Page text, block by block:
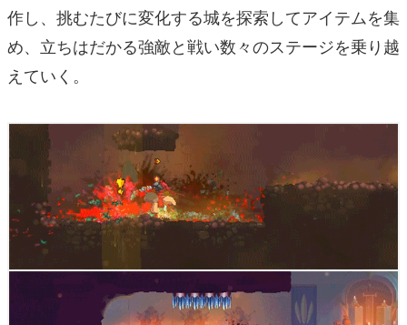
作し、挑むたびに変化する城を探索してアイテムを集
め、立ちはだかる強敵と戦い数々のステージを乗り越
えていく。